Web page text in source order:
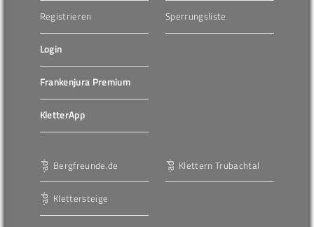
Registrieren
Login
Frankenjura Premium
KletterApp
Sperrungsliste
Bergfreunde.de
Klettersteige
Klettern Trubachtal